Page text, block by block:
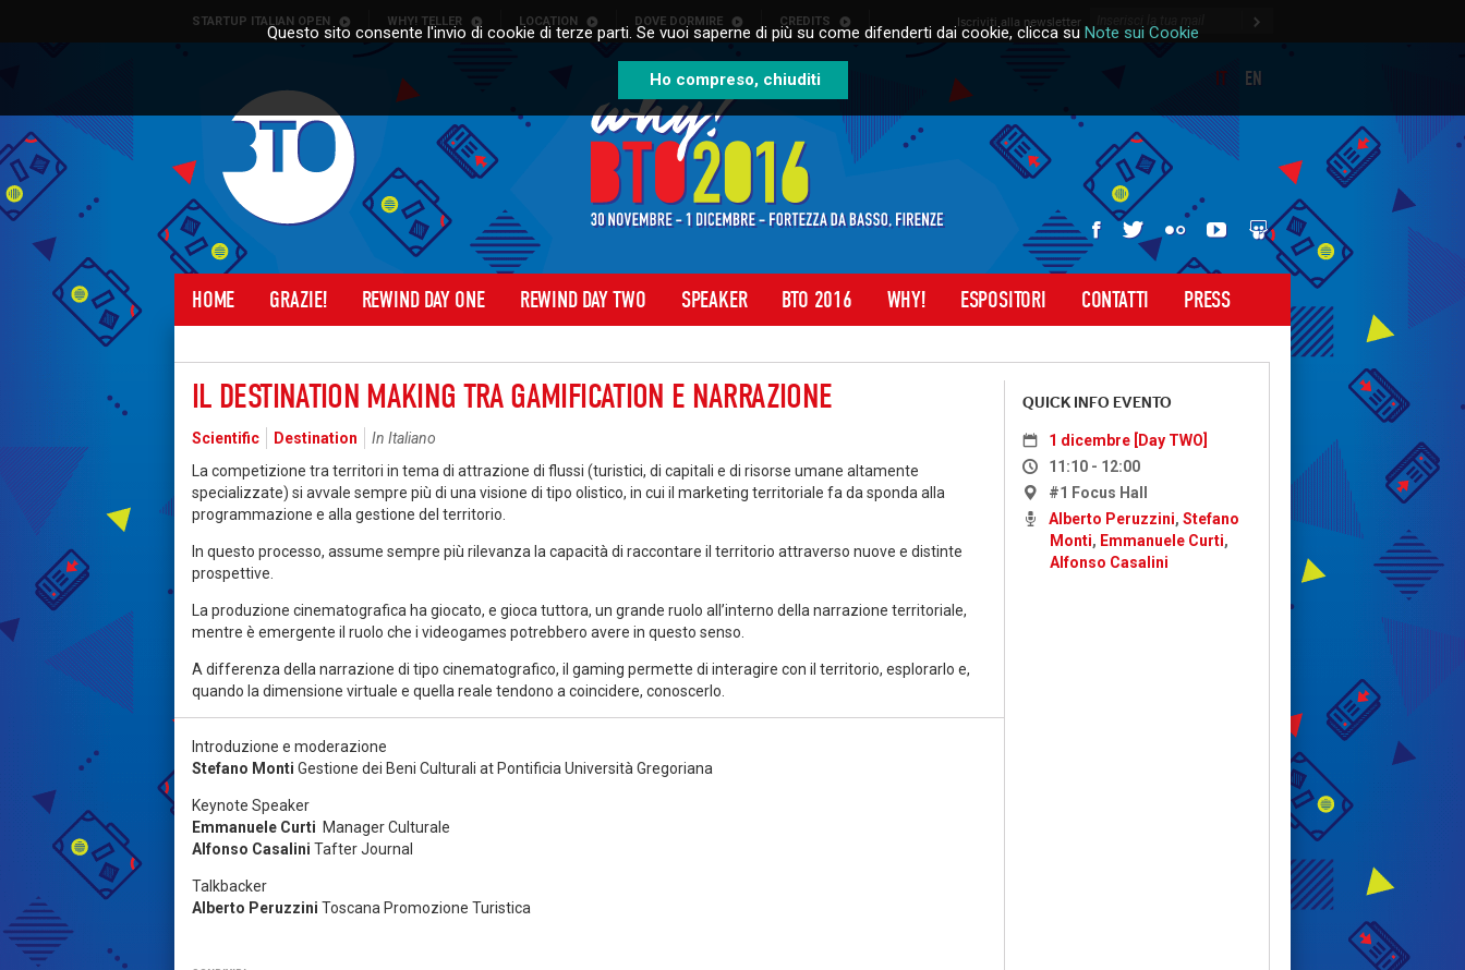
Skip to content
STARTUP ITALIAN OPEN WHY! TELLER LOCATION DOVE DORMIRE CREDITS Iscriviti alla newsletter
BTO 2016
HOME GRAZIE! REWIND DAY ONE REWIND DAY TWO SPEAKER BTO 2016 WHY! ESPOSITORI CONTATTI PRESS
IT EN
Facebook
Twitter
Flickr
Youtube
Slideshare
IL DESTINATION MAKING TRA GAMIFICATION E NARRAZIONE
Scientific Destination
In Italiano
La competizione tra territori in tema di attrazione di flussi (turistici, di capitali e di risorse umane altamente
specializzate) si avvale sempre più di una visione di tipo olistico, in cui il marketing territoriale fa da sponda alla
programmazione e alla gestione del territorio.
In questo processo, assume sempre più rilevanza la capacità di raccontare il territorio attraverso nuove e distinte
prospettive.
La produzione cinematografica ha giocato, e gioca tuttora, un grande ruolo all’interno della narrazione territoriale,
mentre è emergente il ruolo che i videogames potrebbero avere in questo senso.
A differenza della narrazione di tipo cinematografico, il gaming permette di interagire con il territorio, esplorarlo e,
quando la dimensione virtuale e quella reale tendono a coincidere, conoscerlo.
Introduzione e moderazione
Stefano Monti Gestione dei Beni Culturali at Pontificia Università Gregoriana
Keynote Speaker
Emmanuele Curti Manager Culturale
Alfonso Casalini Tafter Journal
Talkbacker
Alberto Peruzzini Toscana Promozione Turistica
QUICK INFO EVENTO
1 dicembre [Day TWO]
11:10 - 12:00
#1 Focus Hall
Alberto Peruzzini, Stefano
Monti, Emmanuele Curti,
Alfonso Casalini
Questo sito consente l'invio di cookie di terze parti. Se vuoi saperne di più su come difenderti dai cookie, clicca su Note sui Cookie
Ho compreso, chiuditi